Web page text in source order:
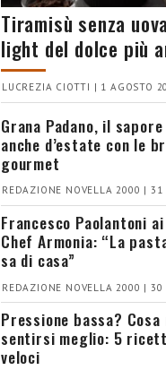
Tiramisù senza
light del dolce più
LUCREZIA CIOTTI | 1 AGOSTO
Grana Padano, il
anche d’estate con le
gourmet
REDAZIONE NOVELLA 2000 |
Francesco Paolantoni
Chef Armonia: “La
sa di casa”
REDAZIONE NOVELLA 2000 |
Pressione bassa?
sentirsi meglio: 5
veloci